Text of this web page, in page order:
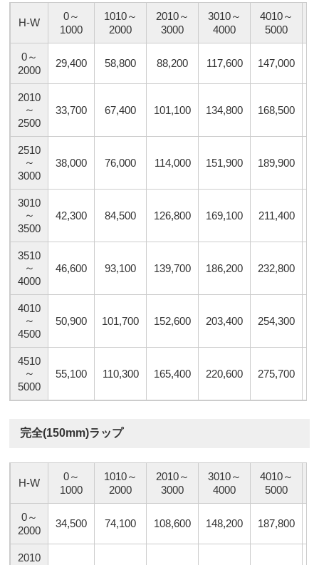
H-W
0～
1000
1010～
2000
2010～
3000
3010～
4000
4010～
5000
0～
2000
29,400 58,800 88,200 117,600 147,000
2010
～
2500
33,700 67,400 101,100 134,800 168,500
2510
～
3000
38,000 76,000 114,000 151,900 189,900
3010
～
3500
42,300 84,500 126,800 169,100 211,400
3510
～
4000
46,600 93,100 139,700 186,200 232,800
4010
～
4500
50,900 101,700 152,600 203,400 254,300
4510
～
5000
55,100 110,300 165,400 220,600 275,700
完全(150mm)ラップ
H-W
0～
1000
1010～
2000
2010～
3000
3010～
4000
4010～
5000
0～
2000
34,500 74,100 108,600 148,200 187,800
2010